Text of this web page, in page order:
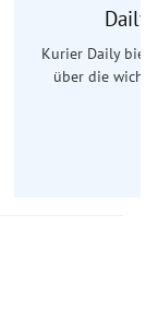
Daily
Kurier Daily
über die